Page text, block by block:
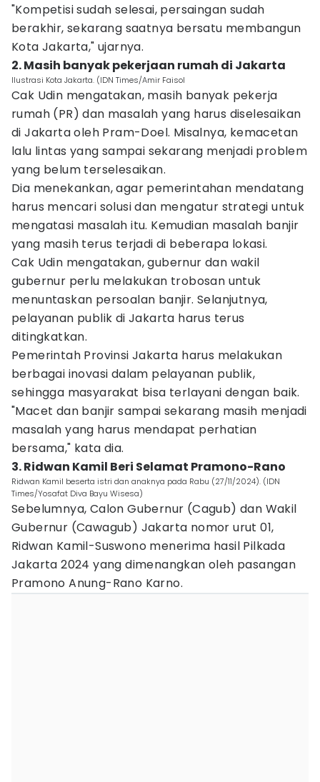
"Kompetisi sudah selesai, persaingan sudah
berakhir, sekarang saatnya bersatu membangun
Kota Jakarta," ujarnya.
2. Masih banyak pekerjaan rumah di Jakarta
Ilustrasi Kota Jakarta. (IDN Times/Amir Faisol
Cak Udin mengatakan, masih banyak pekerja
rumah (PR) dan masalah yang harus diselesaikan
di Jakarta oleh Pram-Doel. Misalnya, kemacetan
lalu lintas yang sampai sekarang menjadi problem
yang belum terselesaikan.
Dia menekankan, agar pemerintahan mendatang
harus mencari solusi dan mengatur strategi untuk
mengatasi masalah itu. Kemudian masalah banjir
yang masih terus terjadi di beberapa lokasi.
Cak Udin mengatakan, gubernur dan wakil
gubernur perlu melakukan trobosan untuk
menuntaskan persoalan banjir. Selanjutnya,
pelayanan publik di Jakarta harus terus
ditingkatkan.
Pemerintah Provinsi Jakarta harus melakukan
berbagai inovasi dalam pelayanan publik,
sehingga masyarakat bisa terlayani dengan baik.
"Macet dan banjir sampai sekarang masih menjadi
masalah yang harus mendapat perhatian
bersama," kata dia.
3. Ridwan Kamil Beri Selamat Pramono-Rano
Ridwan Kamil beserta istri dan anaknya pada Rabu (27/11/2024). (IDN
Times/Yosafat Diva Bayu Wisesa)
Sebelumnya, Calon Gubernur (Cagub) dan Wakil
Gubernur (Cawagub) Jakarta nomor urut 01,
Ridwan Kamil-Suswono menerima hasil Pilkada
Jakarta 2024 yang dimenangkan oleh pasangan
Pramono Anung-Rano Karno.